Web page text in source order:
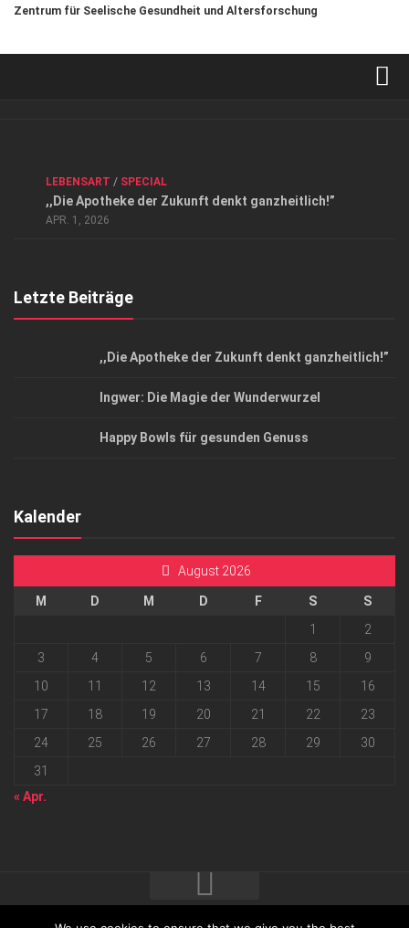
Zentrum für Seelische Gesundheit und Altersforschung
Datenschutzerklärung
Top Magazin Dresden / Ostsachsen
LEBENSART / SPECIAL
,,Die Apotheke der Zukunft denkt ganzheitlich!”
APR. 1, 2026
Letzte Beiträge
,,Die Apotheke der Zukunft denkt ganzheitlich!”
Ingwer: Die Magie der Wunderwurzel
Happy Bowls für gesunden Genuss
Kalender
August 2026
M D M D F S
S
1
2
3
4 5 6 7 8
9
10
11 12 13 14 15
16
17
18 19 20 21 22
23
24
25 26 27 28 29
30
31
« Apr.